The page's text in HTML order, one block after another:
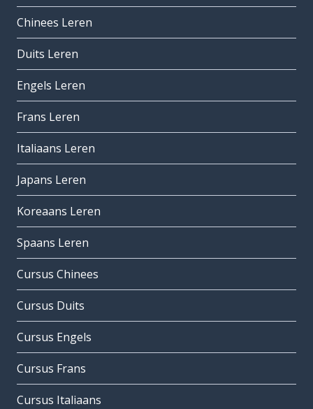
Chinees Leren
Duits Leren
Engels Leren
Frans Leren
Italiaans Leren
Japans Leren
Koreaans Leren
Spaans Leren
Cursus Chinees
Cursus Duits
Cursus Engels
Cursus Frans
Cursus Italiaans